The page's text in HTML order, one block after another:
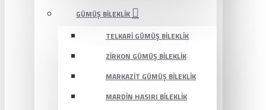
GÜMÜŞ BILEKLIK
TELKARI GÜMÜŞ BILEKLIK
ZIRKON GÜMÜŞ BILEKLIK
MARKAZIT GÜMÜŞ BILEKLIK
MARDIN HASIRI BILEKLIK